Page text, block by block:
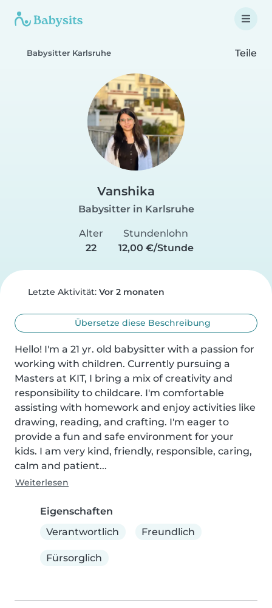
Babysitter Karlsruhe Teile
Vanshika
Babysitter in Karlsruhe
Alter
22
Stundenlohn
12,00 €/Stunde
Letzte Aktivität: Vor 2 monaten
Übersetze diese Beschreibung
Hello! I'm a 21 yr. old babysitter with a passion for
working with children. Currently pursuing a
Masters at KIT, I bring a mix of creativity and
responsibility to childcare. I'm comfortable
assisting with homework and enjoy activities like
drawing, reading, and crafting. I'm eager to
provide a fun and safe environment for your
kids. I am very kind, friendly, responsible, caring,
calm and patient...
Weiterlesen
Eigenschaften
Verantwortlich
Freundlich
Fürsorglich